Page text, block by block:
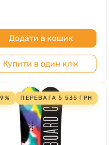
Додати в кошик
Купити в один клік
ПЕРЕВАГА5 535 ГРН